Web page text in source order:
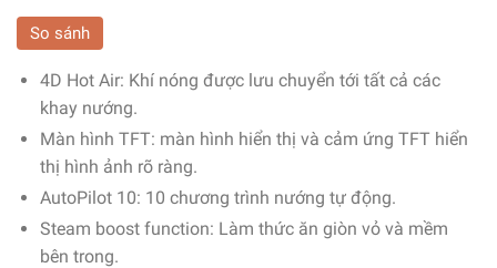
So sánh
4D Hot Air: Khí nóng được lưu chuyển tới tất cả các
khay nướng.
Màn hình TFT: màn hình hiển thị và cảm ứng TFT hiển
thị hình ảnh rõ ràng.
AutoPilot 10: 10 chương trình nướng tự động.
Steam boost function: Làm thức ăn giòn vỏ và mềm
bên trong.